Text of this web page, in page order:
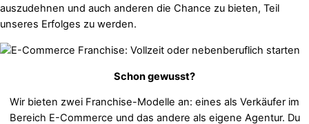
auszudehnen und auch anderen die Chance zu bieten, Teil
unseres Erfolges zu werden.
Schon gewusst?
Wir bieten zwei Franchise-Modelle an: eines als Verkäufer im
Bereich E-Commerce und das andere als eigene Agentur. Du